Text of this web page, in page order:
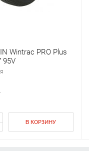
Wintrac PRO Plus
95V
В КОРЗИНУ